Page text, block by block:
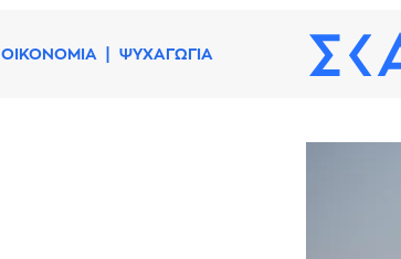
ΟΙΚΟΝΟΜΙΑ ΨΥΧΑΓΩΓΙΑ